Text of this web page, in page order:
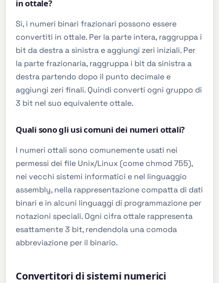
in ottale?
Sì, i numeri binari frazionari possono essere
convertiti in ottale. Per la parte intera, raggruppa i
bit da destra a sinistra e aggiungi zeri iniziali. Per
la parte frazionaria, raggruppa i bit da sinistra a
destra partendo dopo il punto decimale e
aggiungi zeri finali. Quindi converti ogni gruppo di
3 bit nel suo equivalente ottale.
Quali sono gli usi comuni dei numeri ottali?
I numeri ottali sono comunemente usati nei
permessi dei file Unix/Linux (come chmod 755),
nei vecchi sistemi informatici e nel linguaggio
assembly, nella rappresentazione compatta di dati
binari e in alcuni linguaggi di programmazione per
notazioni speciali. Ogni cifra ottale rappresenta
esattamente 3 bit, rendendola una comoda
abbreviazione per il binario.
Convertitori di sistemi numerici